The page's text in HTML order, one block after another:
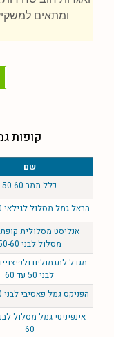
ומתאים
קופות גמל
שם
כלל תמר 50-60
הראל גמל מסלול לגילאי 50 עד 60
אנליסט מסלולית
מסלול לבני 50-60
מגדל לתגמולים
לבני 50 עד 60
הפניקס גמל פאסיבי לבני 50 עד 60
60